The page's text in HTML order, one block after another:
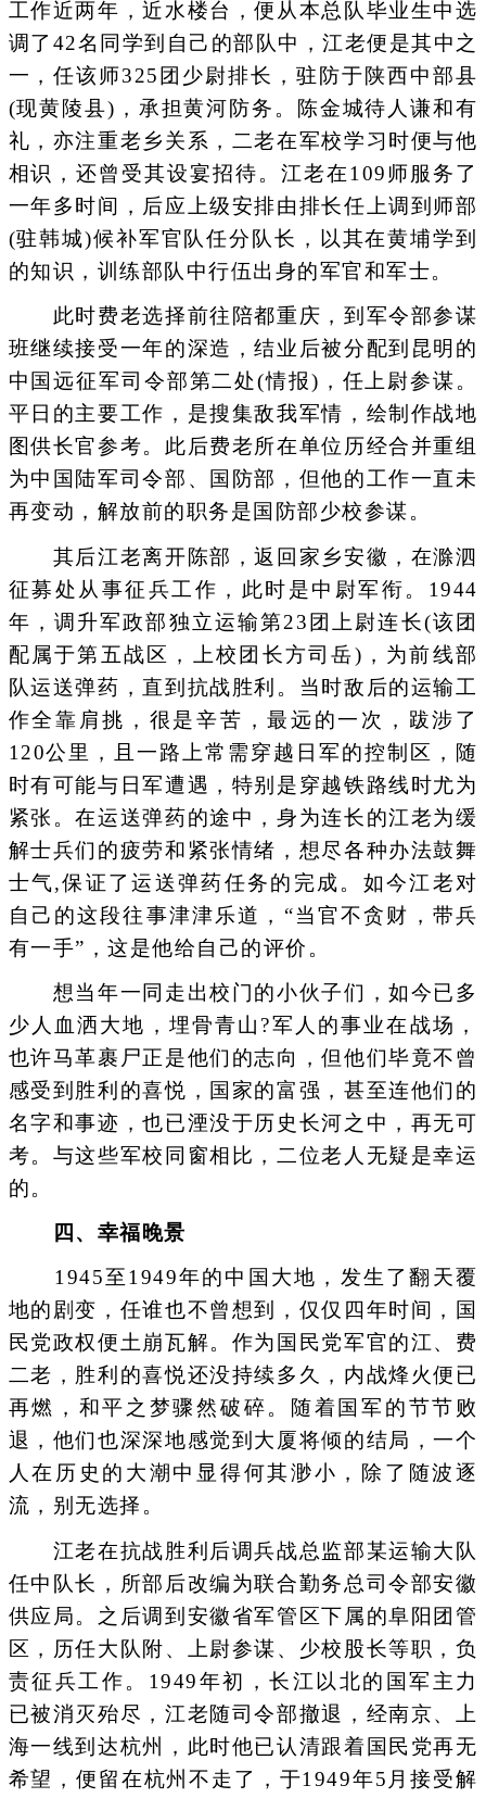
工作近两年，近水楼台，便从本总队毕业生中选
调了42名同学到自己的部队中，江老便是其中之
一，任该师325团少尉排长，驻防于陕西中部县
(现黄陵县)，承担黄河防务。陈金城待人谦和有
礼，亦注重老乡关系，二老在军校学习时便与他
相识，还曾受其设宴招待。江老在109师服务了
一年多时间，后应上级安排由排长任上调到师部
(驻韩城)候补军官队任分队长，以其在黄埔学到
的知识，训练部队中行伍出身的军官和军士。
此时费老选择前往陪都重庆，到军令部参谋
班继续接受一年的深造，结业后被分配到昆明的
中国远征军司令部第二处(情报)，任上尉参谋。
平日的主要工作，是搜集敌我军情，绘制作战地
图供长官参考。此后费老所在单位历经合并重组
为中国陆军司令部、国防部，但他的工作一直未
再变动，解放前的职务是国防部少校参谋。
其后江老离开陈部，返回家乡安徽，在滁泗
征募处从事征兵工作，此时是中尉军衔。1944
年，调升军政部独立运输第23团上尉连长(该团
配属于第五战区，上校团长方司岳)，为前线部
队运送弹药，直到抗战胜利。当时敌后的运输工
作全靠肩挑，很是辛苦，最远的一次，跋涉了
120公里，且一路上常需穿越日军的控制区，随
时有可能与日军遭遇，特别是穿越铁路线时尤为
紧张。在运送弹药的途中，身为连长的江老为缓
解士兵们的疲劳和紧张情绪，想尽各种办法鼓舞
士气,保证了运送弹药任务的完成。如今江老对
自己的这段往事津津乐道，“当官不贪财，带兵
有一手”，这是他给自己的评价。
想当年一同走出校门的小伙子们，如今已多
少人血洒大地，埋骨青山?军人的事业在战场，
也许马革裹尸正是他们的志向，但他们毕竟不曾
感受到胜利的喜悦，国家的富强，甚至连他们的
名字和事迹，也已湮没于历史长河之中，再无可
考。与这些军校同窗相比，二位老人无疑是幸运
的。
四、幸福晚景
1945至1949年的中国大地，发生了翻天覆
地的剧变，任谁也不曾想到，仅仅四年时间，国
民党政权便土崩瓦解。作为国民党军官的江、费
二老，胜利的喜悦还没持续多久，内战烽火便已
再燃，和平之梦骤然破碎。随着国军的节节败
退，他们也深深地感觉到大厦将倾的结局，一个
人在历史的大潮中显得何其渺小，除了随波逐
流，别无选择。
江老在抗战胜利后调兵战总监部某运输大队
任中队长，所部后改编为联合勤务总司令部安徽
供应局。之后调到安徽省军管区下属的阜阳团管
区，历任大队附、上尉参谋、少校股长等职，负
责征兵工作。1949年初，长江以北的国军主力
已被消灭殆尽，江老随司令部撤退，经南京、上
海一线到达杭州，此时他已认清跟着国民党再无
希望，便留在杭州不走了，于1949年5月接受解